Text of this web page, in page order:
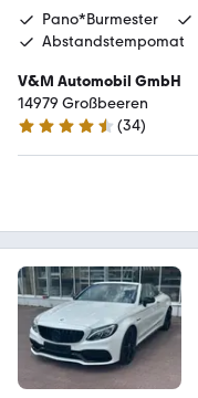
Pano*Burmester
Abstandstempomat
V&M Automobil GmbH
14979 Großbeeren
4.4 Sterne
(34)